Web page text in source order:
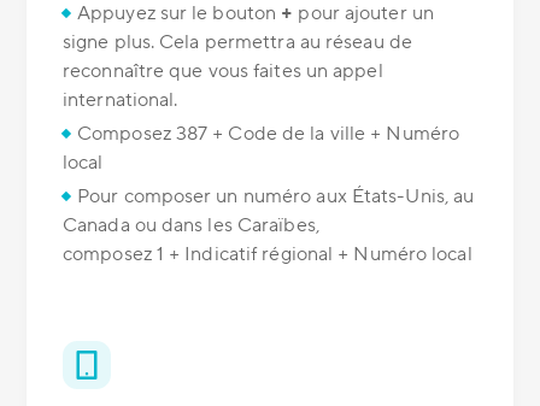
Appuyez sur le bouton + pour ajouter un
signe plus. Cela permettra au réseau de
reconnaître que vous faites un appel
international.
Composez 387 + Code de la ville + Numéro
local
Pour composer un numéro aux États-Unis, au
Canada ou dans les Caraïbes,
composez 1 + Indicatif régional + Numéro local